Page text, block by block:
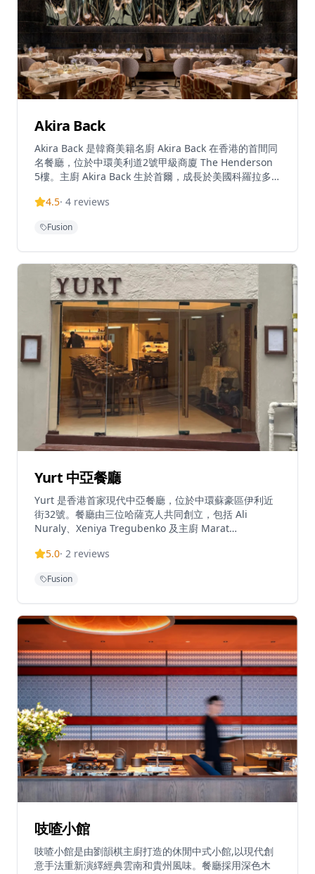
及每日新鮮製作的蝦雲吞及豬肉雲吞。餐廳面積約1,200
平方呎，僅設24個座位，以現代日式簡約風格為主調，
融合暖木色調、吧台座位及入口處的傳統暖簾，營造出溫
馨舒適的用餐氛圍。餐廳逢星期一至日上午11時30分至
晚上9時30分營業。拉麵屋 嶋位於香港銅鑼灣糖街25-31
號Sugar+地下1號舖。
Akira Back
Akira Back 是韓裔美籍名廚 Akira Back 在香港的首間同
名餐廳，位於中環美利道2號甲級商廈 The Henderson
5樓。主廚 Akira Back 生於首爾，成長於美國科羅拉多
人料理」森本正治（Masaharu Morimoto）等殿堂級廚
洛杉磯、杜拜、新加坡及首爾等地。餐廳以日式烹調技藝
場感的共享式用餐體驗。招牌菜包括 AB Tuna Pizza（薄
脆餅底配新鮮吞拿魚刺身、柚子醬及白松露油）、Toro
Tartare（配魚子醬及九款靈感源自韓國宮廷菜九折坂的
調味料）以及 Brother from Another Mother 卷（鰻
魚、穴子天婦羅配鵝肝）。餐廳內部設有大理石幾何圖案
地板、壁畫及以主廚母親 Young Hee Back 畫作為靈感
的餐具。賓客可選擇全日單點菜單、平日午市套餐或季節
性品嚐菜單。餐廳逢星期一至日中午12時至凌晨12時營
業。Akira Back 位於香港中環美利道2號 The
Henderson 5樓。
4.5· 4 reviews
Fusion
Yurt 中亞餐廳
Yurt 是香港首家現代中亞餐廳，位於中環蘇豪區伊利近
街32號。餐廳由三位哈薩克人共同創立，包括 Ali
Nuraly、Xeniya Tregubenko 及主廚 Marat
的遊牧款待文化與大膽風味帶到香港中心地帶。餐廳以清
雞尾酒及傳統熱茶。賓客可選擇六道菜品嚐菜單（每位起
製炸麵糰配白松露醬）及 beshbarmaq（麵糰包裹牛肉
及馬肉腸的清湯菜式）。餐廳逢星期二至日午市及晚市營
業。Yurt 位於香港中環蘇豪區伊利近街32號。
5.0· 2 reviews
Fusion
吱喳小館
吱喳小館是由劉韻棋主廚打造的休閒中式小館,以現代創
意手法重新演繹經典雲南和貴州風味。餐廳採用深色木